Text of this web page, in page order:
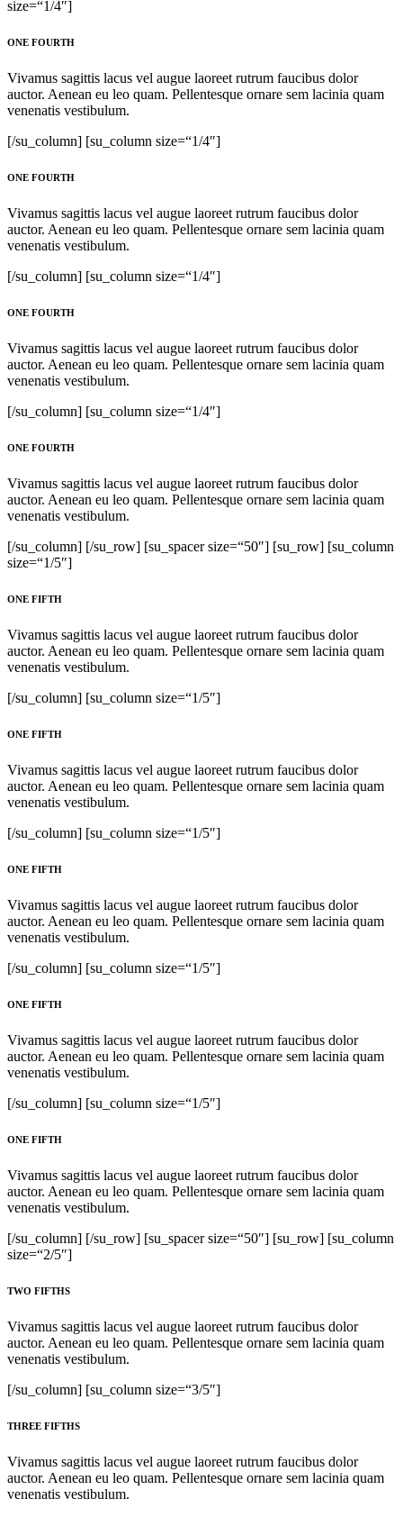
size=“1/4″]
ONE FOURTH
Vivamus sagittis lacus vel augue laoreet rutrum faucibus dolor
auctor. Aenean eu leo quam. Pellentesque ornare sem lacinia quam
venenatis vestibulum.
[/su_column] [su_column size=“1/4″]
ONE FOURTH
Vivamus sagittis lacus vel augue laoreet rutrum faucibus dolor
auctor. Aenean eu leo quam. Pellentesque ornare sem lacinia quam
venenatis vestibulum.
[/su_column] [su_column size=“1/4″]
ONE FOURTH
Vivamus sagittis lacus vel augue laoreet rutrum faucibus dolor
auctor. Aenean eu leo quam. Pellentesque ornare sem lacinia quam
venenatis vestibulum.
[/su_column] [su_column size=“1/4″]
ONE FOURTH
Vivamus sagittis lacus vel augue laoreet rutrum faucibus dolor
auctor. Aenean eu leo quam. Pellentesque ornare sem lacinia quam
venenatis vestibulum.
[/su_column] [/su_row] [su_spacer size=“50″] [su_row] [su_column
size=“1/5″]
ONE FIFTH
Vivamus sagittis lacus vel augue laoreet rutrum faucibus dolor
auctor. Aenean eu leo quam. Pellentesque ornare sem lacinia quam
venenatis vestibulum.
[/su_column] [su_column size=“1/5″]
ONE FIFTH
Vivamus sagittis lacus vel augue laoreet rutrum faucibus dolor
auctor. Aenean eu leo quam. Pellentesque ornare sem lacinia quam
venenatis vestibulum.
[/su_column] [su_column size=“1/5″]
ONE FIFTH
Vivamus sagittis lacus vel augue laoreet rutrum faucibus dolor
auctor. Aenean eu leo quam. Pellentesque ornare sem lacinia quam
venenatis vestibulum.
[/su_column] [su_column size=“1/5″]
ONE FIFTH
Vivamus sagittis lacus vel augue laoreet rutrum faucibus dolor
auctor. Aenean eu leo quam. Pellentesque ornare sem lacinia quam
venenatis vestibulum.
[/su_column] [su_column size=“1/5″]
ONE FIFTH
Vivamus sagittis lacus vel augue laoreet rutrum faucibus dolor
auctor. Aenean eu leo quam. Pellentesque ornare sem lacinia quam
venenatis vestibulum.
[/su_column] [/su_row] [su_spacer size=“50″] [su_row] [su_column
size=“2/5″]
TWO FIFTHS
Vivamus sagittis lacus vel augue laoreet rutrum faucibus dolor
auctor. Aenean eu leo quam. Pellentesque ornare sem lacinia quam
venenatis vestibulum.
[/su_column] [su_column size=“3/5″]
THREE FIFTHS
Vivamus sagittis lacus vel augue laoreet rutrum faucibus dolor
auctor. Aenean eu leo quam. Pellentesque ornare sem lacinia quam
venenatis vestibulum.